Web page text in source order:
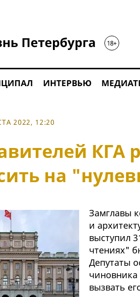
ИНТЕРВЬЮ
2022, 12:20
КГА
на
Замглавы
и
выступил
чтениях"
Депутаты
вызвать